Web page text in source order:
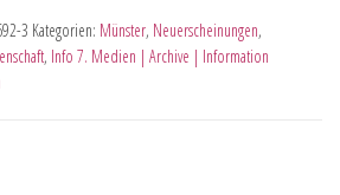
3 Kategorien: Münster, Neuerscheinungen,
, Info 7. Medien | Archive | Information